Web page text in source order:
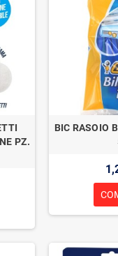
PZ.
BIC RASOIO